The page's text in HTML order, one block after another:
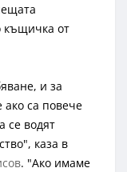
къщичка от
и за
са повече
се водят
каза в
. "Ако имаме